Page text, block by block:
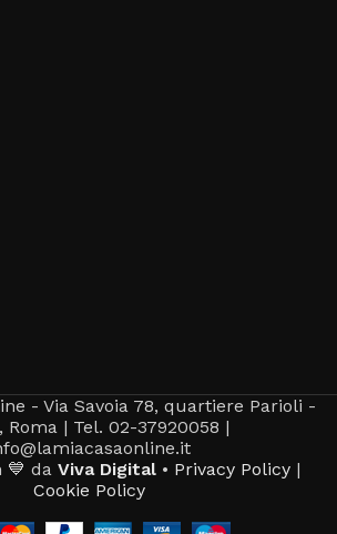
- Via Savoia 78, quartiere Parioli -
Roma | Tel. 02-37920058 |
💙 da Viva Digital• Privacy Policy|
Cookie Policy